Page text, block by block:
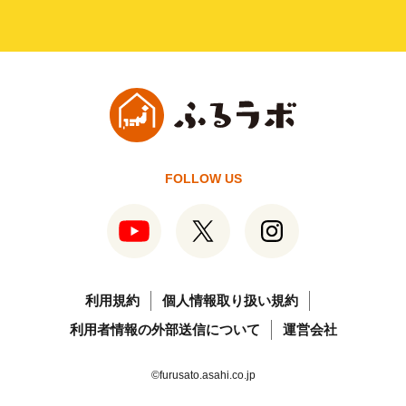
FOLLOW US
利用規約
個人情報取り扱い規約
利用者情報の外部送信について
運営会社
©furusato.asahi.co.jp